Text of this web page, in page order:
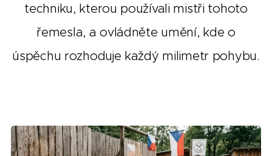
techniku, kterou používali mistři tohoto
řemesla, a ovládněte umění, kde o
úspěchu rozhoduje každý milimetr pohybu.